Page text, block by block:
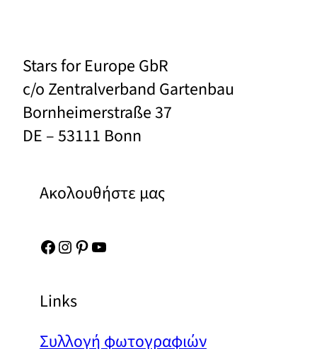
Stars for Europe GbR
c/o Zentralverband Gartenbau
Bornheimerstraße 37
DE – 53111 Bonn
Ακολουθήστε μας
Facebook Instagram Pinterest YouTube
Links
Συλλογή φωτογραφιών